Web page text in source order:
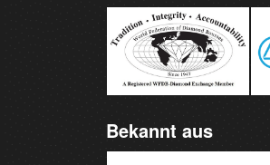
Bekannt aus